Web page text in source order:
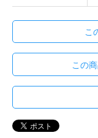
こ
この